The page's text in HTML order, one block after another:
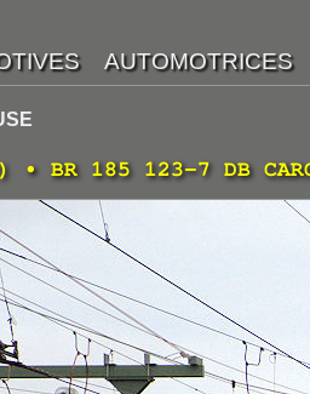
• BR 185 123-7 DB